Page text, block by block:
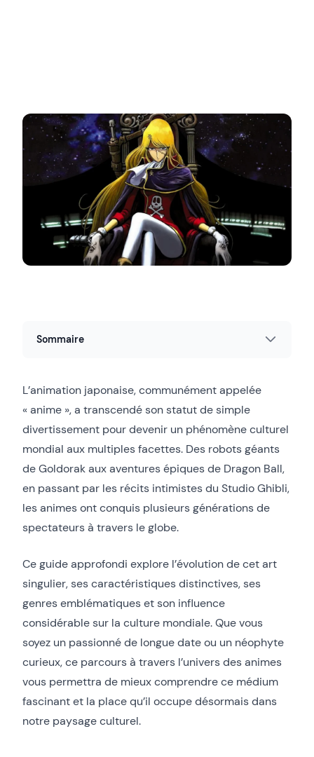
Sommaire
L’animation japonaise, communément appelée
« anime », a transcendé son statut de simple
divertissement pour devenir un phénomène culturel
mondial aux multiples facettes. Des robots géants
de Goldorak aux aventures épiques de Dragon Ball,
en passant par les récits intimistes du Studio Ghibli,
les animes ont conquis plusieurs générations de
spectateurs à travers le globe.
Ce guide approfondi explore l’évolution de cet art
singulier, ses caractéristiques distinctives, ses
genres emblématiques et son influence
considérable sur la culture mondiale. Que vous
soyez un passionné de longue date ou un néophyte
curieux, ce parcours à travers l’univers des animes
vous permettra de mieux comprendre ce médium
fascinant et la place qu’il occupe désormais dans
notre paysage culturel.